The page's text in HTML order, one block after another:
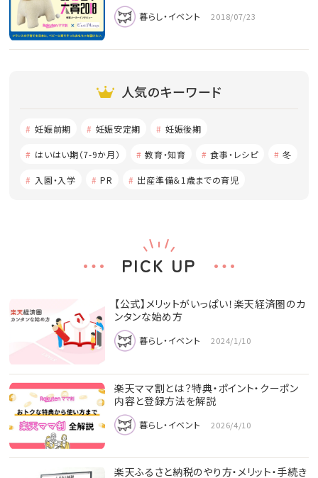
暮らし・イベント 2018/07/23
人気のキーワード
妊娠前期 妊娠安定期 妊娠後期
はいはい期（7-9か月） 教育・知育 食事・レシピ 冬
入園・入学 PR 出産準備＆1歳までの育児
PICK UP
【公式】メリットがいっぱい！楽天経済圏のカ
ンタンな始め方
暮らし・イベント 2024/1/10
楽天ママ割とは？特典・ポイント・クーポン
内容と登録方法を解説
暮らし・イベント 2026/4/10
楽天ふるさと納税のやり方・メリット・手続き